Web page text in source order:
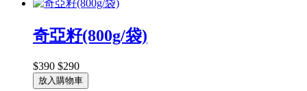
奇亞籽(800g/袋)
$390 $290
放入購物車